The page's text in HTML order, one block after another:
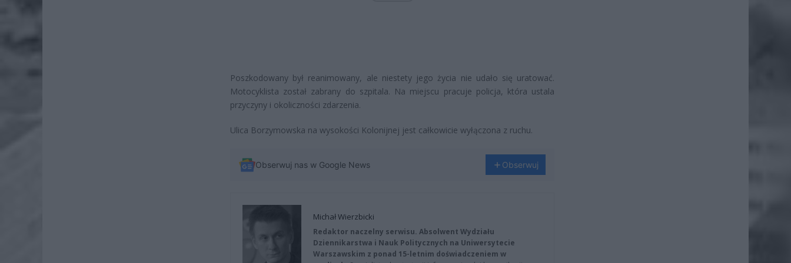
Poszkodowany był reanimowany, ale niestety jego życia nie udało się uratować.
Motocyklista został zabrany do szpitala. Na miejscu pracuje policja, która ustala
przyczyny i okoliczności zdarzenia.
Ulica Borzymowska na wysokości Kolonijnej jest całkowicie wyłączona z ruchu.
Obserwuj nas w Google News Obserwuj
Michał Wierzbicki
Redaktor naczelny serwisu. Absolwent Wydziału
Dziennikarstwa i Nauk Politycznych na Uniwersytecie
Warszawskim z ponad 15-letnim doświadczeniem w